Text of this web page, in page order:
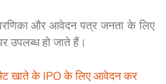
और आवेदन पत्र जनता के लिए
उपलब्ध हो जाते हैं।
खाते के IPO के लिए आवेदन कर